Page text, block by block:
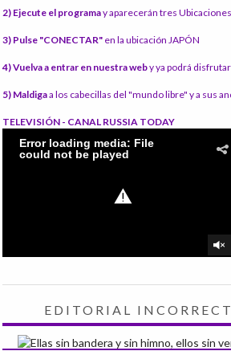
2) Ejecute el programay aparecerán tres
3) Pulse "CONECTAR" en la ubicación JAPÓN
4) Vuelva a entrar en nuestra weby ya podrá
5) Maldigaa los cabecillas del "mundo libre" y a sus
TELEVISIÓN - CANAL RUSSIA TODAY
EDITORIAL